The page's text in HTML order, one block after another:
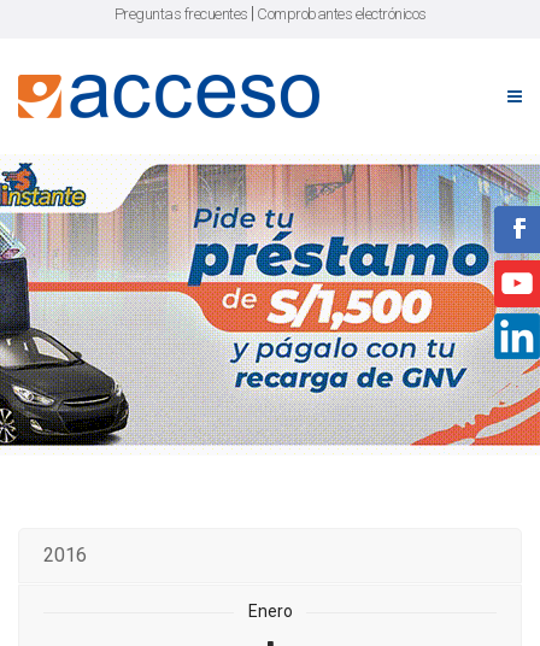
Preguntas frecuentes Comprobantes electrónicos
2016
Enero